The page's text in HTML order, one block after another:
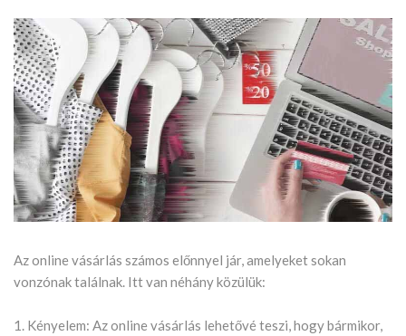
Az online vásárlás számos előnnyel jár, amelyeket sokan
vonzónak találnak. Itt van néhány közülük:
1. Kényelem: Az online vásárlás lehetővé teszi, hogy bármikor,